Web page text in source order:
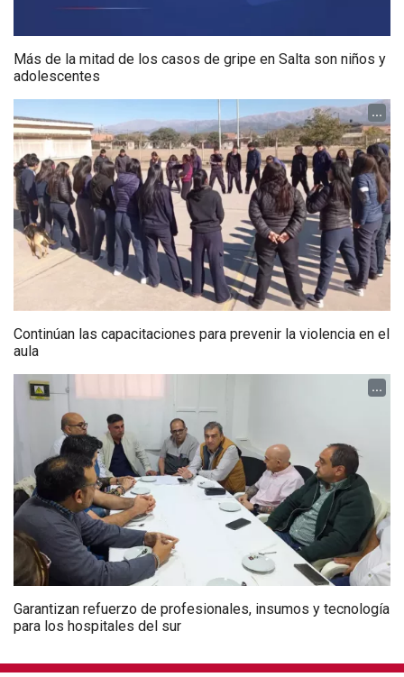
Más de la mitad de los casos de gripe en Salta son niños y
adolescentes
...
Continúan las capacitaciones para prevenir la violencia en el
aula
...
Garantizan refuerzo de profesionales, insumos y tecnología
para los hospitales del sur